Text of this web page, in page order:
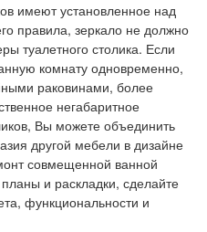
имеют установленное над
правила, зеркало не должно
туалетного столика. Если
комнату одновременно,
раковинами, более
негабаритное
Вы можете объединить
другой мебели в дизайне
совмещенной ванной
и раскладки, сделайте
функциональности и